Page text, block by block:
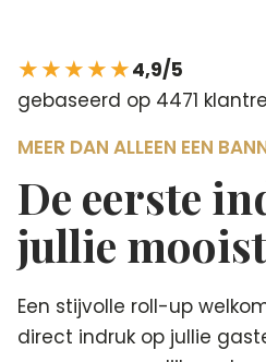
★★★★★4,9/5
gebaseerd op 4471
MEER DAN ALLEEN EEN
De eerste
jullie
Een stijvolle roll-up
direct indruk op jullie